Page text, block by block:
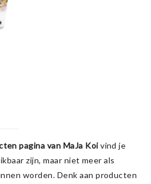
pagina van MaJa Koivind je
zijn, maar niet meer als
worden. Denk aan producten